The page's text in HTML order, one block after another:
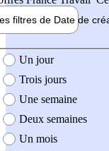
filtres de Date de
création de l'offre
Un jour
Trois jours
Une semaine
Deux semaines
Un mois